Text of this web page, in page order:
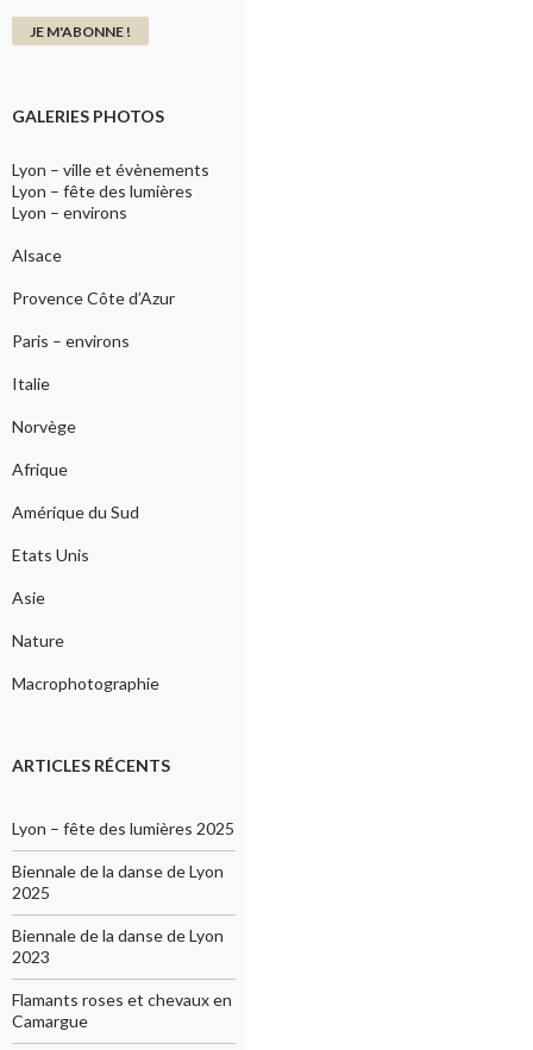
GALERIES PHOTOS
Lyon – ville et évènements
Lyon – fête des lumières
Lyon – environs
Alsace
Provence Côte d’Azur
Paris – environs
Italie
Norvège
Afrique
Amérique du Sud
Etats Unis
Asie
Nature
Macrophotographie
ARTICLES RÉCENTS
Lyon – fête des lumières 2025
Biennale de la danse de Lyon
2025
Biennale de la danse de Lyon
2023
Flamants roses et chevaux en
Camargue